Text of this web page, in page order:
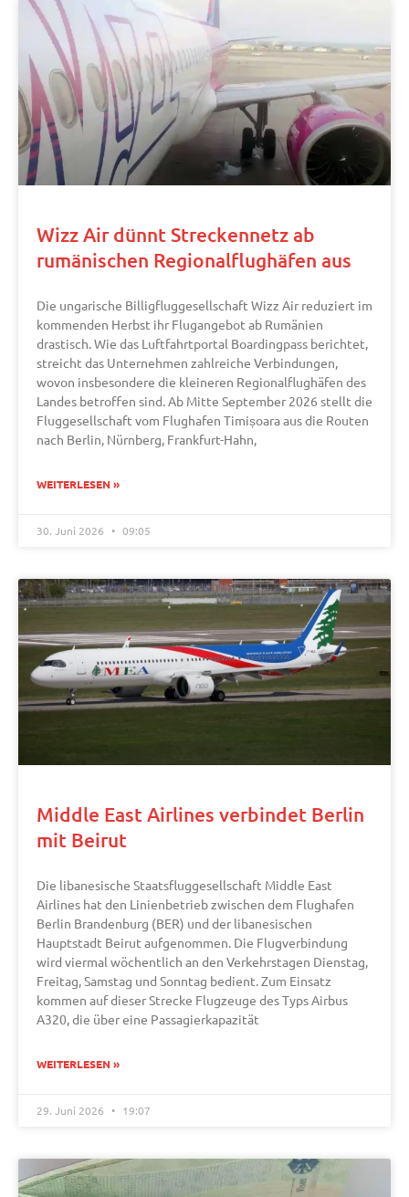
Wizz Air dünnt Streckennetz ab
rumänischen Regionalflughäfen aus
Die ungarische Billigfluggesellschaft Wizz Air reduziert im
kommenden Herbst ihr Flugangebot ab Rumänien
drastisch. Wie das Luftfahrtportal Boardingpass berichtet,
streicht das Unternehmen zahlreiche Verbindungen,
wovon insbesondere die kleineren Regionalflughäfen des
Landes betroffen sind. Ab Mitte September 2026 stellt die
Fluggesellschaft vom Flughafen Timișoara aus die Routen
nach Berlin, Nürnberg, Frankfurt-Hahn,
WEITERLESEN »
30. Juni 2026 09:05
Middle East Airlines verbindet Berlin
mit Beirut
Die libanesische Staatsfluggesellschaft Middle East
Airlines hat den Linienbetrieb zwischen dem Flughafen
Berlin Brandenburg (BER) und der libanesischen
Hauptstadt Beirut aufgenommen. Die Flugverbindung
wird viermal wöchentlich an den Verkehrstagen Dienstag,
Freitag, Samstag und Sonntag bedient. Zum Einsatz
kommen auf dieser Strecke Flugzeuge des Typs Airbus
A320, die über eine Passagierkapazität
WEITERLESEN »
29. Juni 2026 19:07